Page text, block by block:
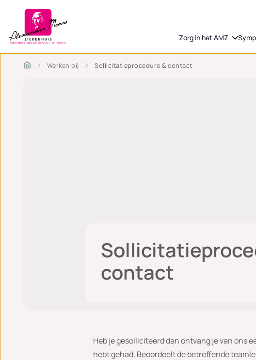
Zorg in het AMZ
Werken bij Sollicitatieprocedure & contact
contact
Heb je gesolliciteerd dan ontvang je van ons
hebt gehad. Beoordeelt de betreffende